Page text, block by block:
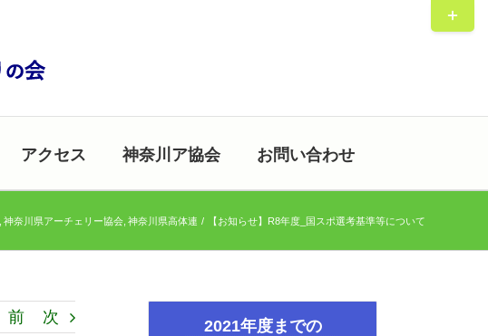
アクセス 神奈川ア協会 お問い合わせ
神奈川県アーチェリー協会 神奈川県高体連 【お知らせ】R8年度_国スポ選考基準等について
前 次
2021年度までの
Toggle